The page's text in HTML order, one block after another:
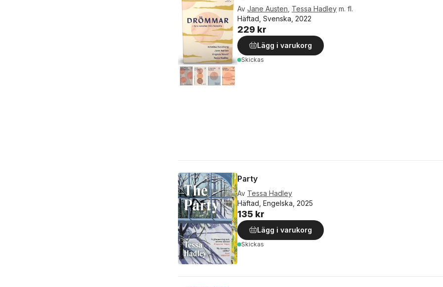
Av Jane Austen Tessa Hadley m. fl.
Häftad, Svenska, 2022
229 kr
Lägg i varukorg
Skickas
Party
Av Tessa Hadley
Häftad, Engelska, 2025
135 kr
Lägg i varukorg
Skickas